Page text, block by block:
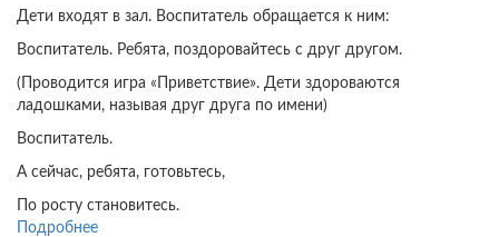
Дети входят в зал. Воспитатель обращается к ним:
Воспитатель. Ребята, поздоровайтесь с друг другом.
(Проводится игра «Приветствие». Дети здороваются
ладошками, называя друг друга по имени)
Воспитатель.
А сейчас, ребята, готовьтесь,
По росту становитесь.
Подробнее